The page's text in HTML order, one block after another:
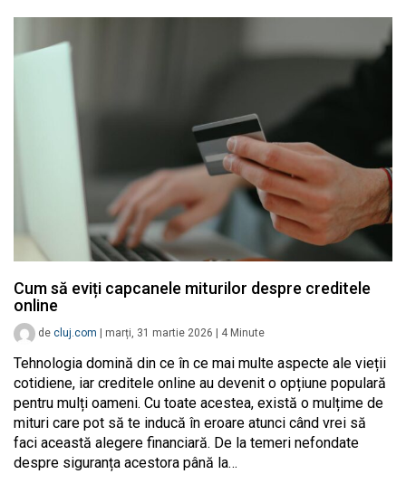
Cum să eviți capcanele miturilor despre creditele
online
de cluj.com marți, 31 martie 2026 4 Minute
Tehnologia domină din ce în ce mai multe aspecte ale vieții
cotidiene, iar creditele online au devenit o opțiune populară
pentru mulți oameni. Cu toate acestea, există o mulțime de
mituri care pot să te inducă în eroare atunci când vrei să
faci această alegere financiară. De la temeri nefondate
despre siguranța acestora până la…